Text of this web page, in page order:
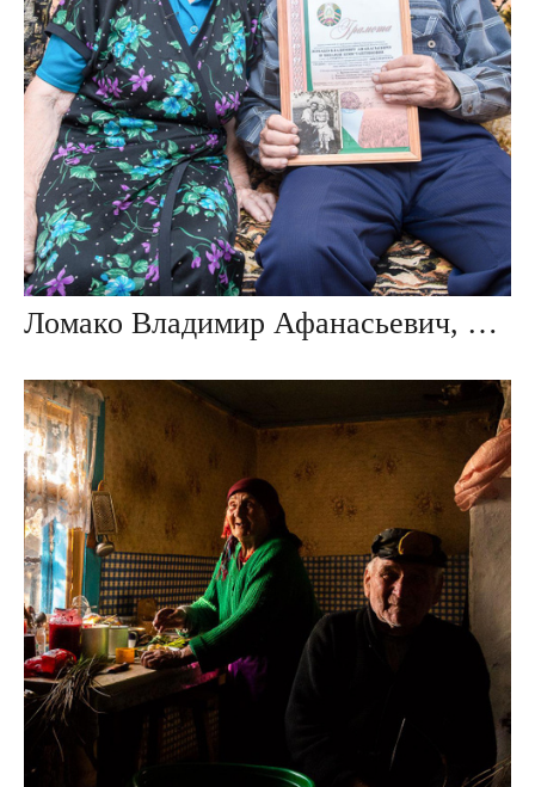
Ломако Владимир Афанасьевич, Зинаида Константиновна. дер. Пятевщина, Беларусь